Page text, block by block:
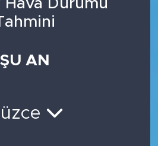
Hava Durumu
ŞU AN